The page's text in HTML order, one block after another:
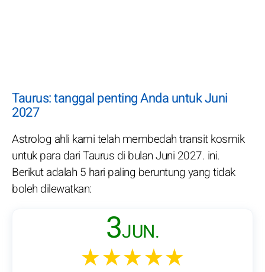
Taurus: tanggal penting Anda untuk Juni
2027
Astrolog ahli kami telah membedah transit kosmik
untuk para dari Taurus di bulan Juni 2027. ini.
Berikut adalah 5 hari paling beruntung yang tidak
boleh dilewatkan:
3JUN.
★★★★★